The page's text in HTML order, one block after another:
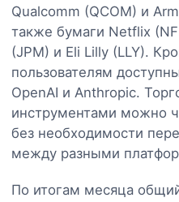
Qualcomm (QCOM) и
также бумаги Netflix
(JPM) и Eli Lilly (LLY).
пользователям
OpenAI и Anthropic.
инструментами можно
без необходимости
между разными
По итогам месяца